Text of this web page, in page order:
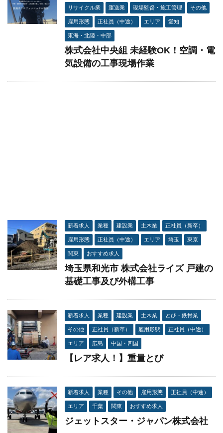
リサイクル業 運送業 現場監督・施工管理 その他
雇用形態 正社員（中途） エリア 愛知
東海・北陸・中部
株式会社中央組 未経験OK！空調・電
気設備の工事現場作業
新着求人 業種 建設業 土木業 正社員（新卒）
雇用形態 正社員（中途） エリア 埼玉 東京
関東 おすすめ求人
埼玉県和光市 株式会社ライズ 戸建の
基礎工事及び外構工事
新着求人 業種 建設業 土木業 とび・鉄骨業
その他 正社員（新卒） 雇用形態 正社員（中途）
エリア 広島 中国・四国
【レア求人！】重量とび
新着求人 業種 その他 雇用形態 正社員（中途）
エリア 千葉 関東 おすすめ求人
ジェットスター・ジャパン株式会社